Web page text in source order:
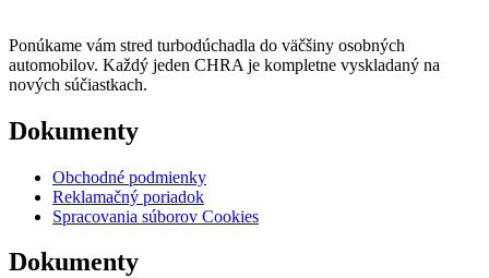
Ponúkame vám stred turbodúchadla do väčšiny osobných
automobilov. Každý jeden CHRA je kompletne vyskladaný na
nových súčiastkach.
Dokumenty
Obchodné podmienky
Reklamačný poriadok
Spracovania súborov Cookies
Dokumenty